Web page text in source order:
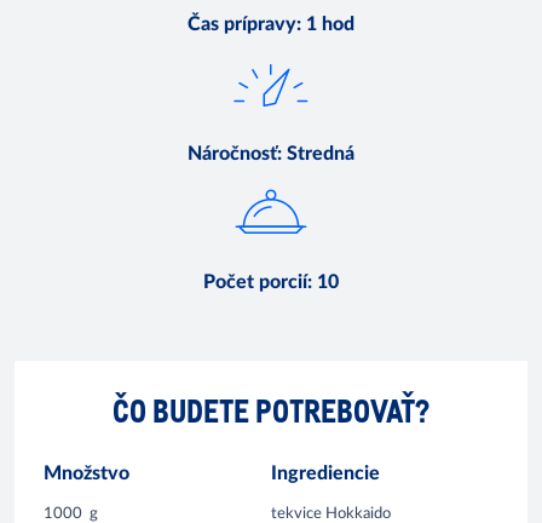
Čas prípravy: 1 hod
Náročnosť: Stredná
Počet porcií: 10
ČO BUDETE POTREBOVAŤ?
Množstvo Ingrediencie
1000 g tekvice Hokkaido